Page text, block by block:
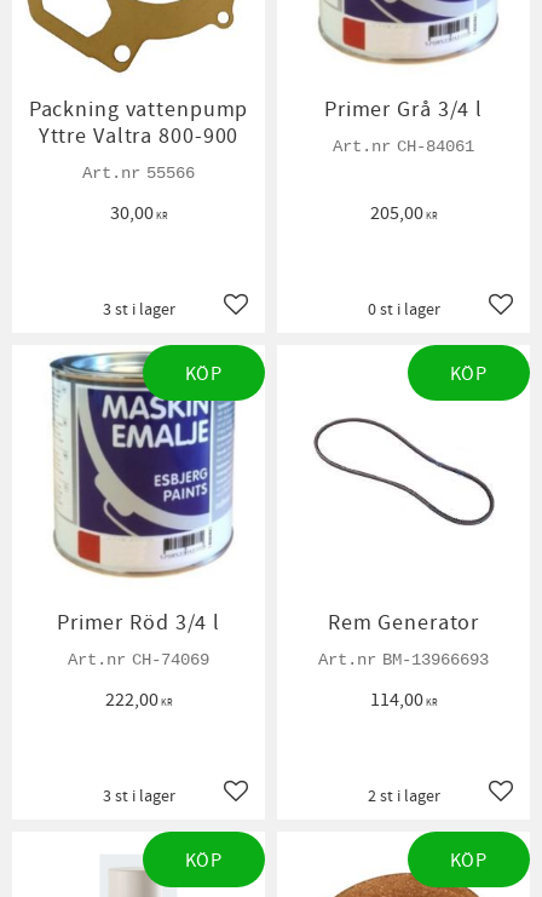
Packning vattenpump
Yttre Valtra 800-900
55566
30,00KR
Lägg till i favoriter
3 st i lager
Primer Grå 3/4 l
CH-84061
205,00KR
0 st i lager
Primer Röd 3/4 l
CH-74069
222,00KR
Lägg till i favoriter
3 st i lager
KÖP
Rem Generator
BM-13966693
114,00KR
2 st i lager
KÖP
KÖP KÖP